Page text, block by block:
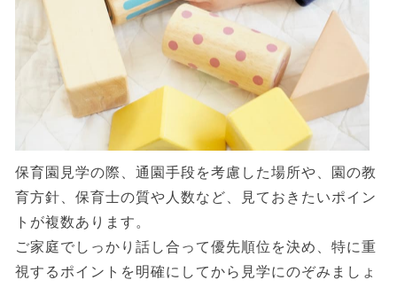
保育園見学の際、通園手段を考慮した場所や、園の教
育方針、保育士の質や人数など、見ておきたいポイン
トが複数あります。
ご家庭でしっかり話し合って優先順位を決め、特に重
視するポイントを明確にしてから見学にのぞみましょ